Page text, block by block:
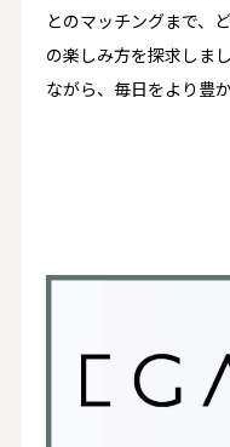
とのマッチングまで、
の楽しみ方を探求しま
ながら、毎日をより豊